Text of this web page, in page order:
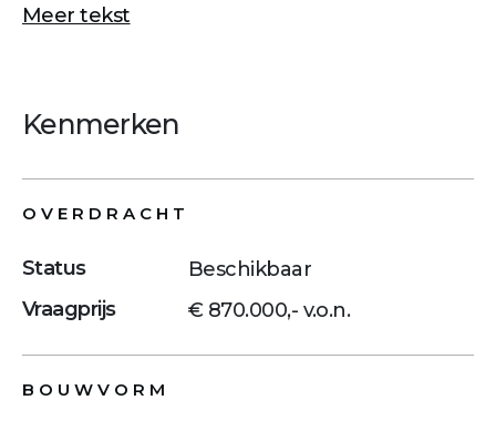
Meer tekst
Kenmerken
OVERDRACHT
Status
Beschikbaar
Vraagprijs
€ 870.000,- v.o.n.
BOUWVORM